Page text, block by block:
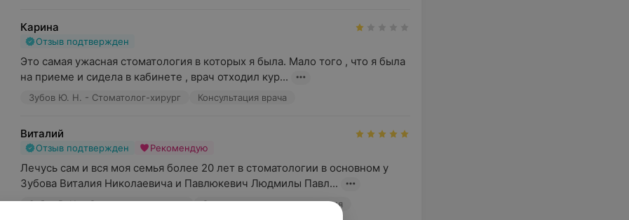
Карина
Отзыв подтвержден
Это самая ужасная стоматология в которых я была. Мало того , что я была
на приеме и сидела в кабинете , врач отходил кур...
Зубов Ю. Н. - Стоматолог-хирург Консультация врача
Виталий
Отзыв подтвержден Рекомендую
Лечусь сам и вся моя семья более 20 лет в стоматологии в основном у
Зубова Виталия Николаевича и Павлюкевич Людмилы Павл...
Зубов В. Н. - Стоматолог-ортопед Ортопедическая стоматология